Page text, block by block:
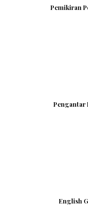
Pemikiran
Pengantar
English